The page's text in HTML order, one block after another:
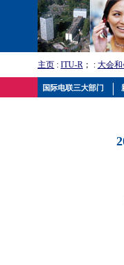
主页 : ITU-R ； : 大会和
国际电联三大部门